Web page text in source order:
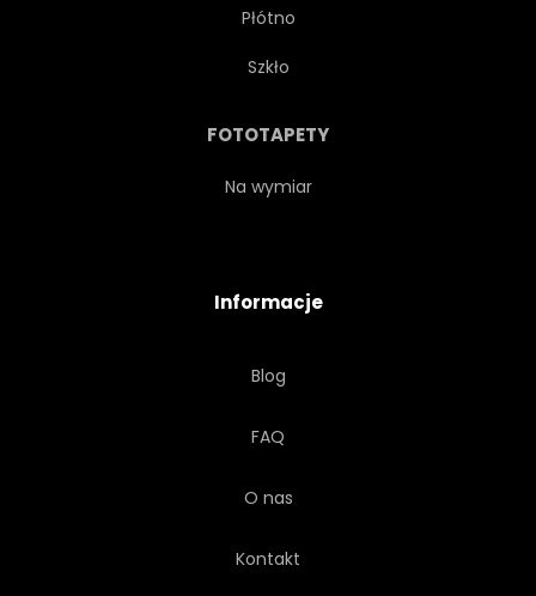
PRZYGODA
Płótno
Szkło
FOTOTAPETY
Na wymiar
Informacje
Blog
FAQ
O nas
Kontakt